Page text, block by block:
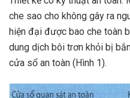
che sao cho không gây ra
hiện đại được bao che toàn
dung dịch bôi trơn khỏi bị
cửa sổ an toàn (Hình 1).